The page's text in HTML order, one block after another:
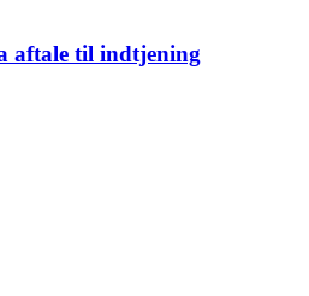
aftale til indtjening